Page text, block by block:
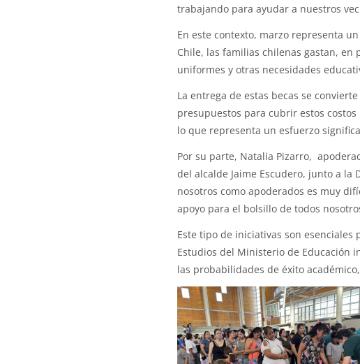
trabajando para ayudar a nuestros
En este contexto, marzo representa
Chile, las familias chilenas gastan, en
uniformes y otras necesidades
La entrega de estas becas se
presupuestos para cubrir estos
lo que representa un esfuerzo
Por su parte, Natalia Pizarro,
del alcalde Jaime Escudero, junto a
nosotros como apoderados es muy
apoyo para el bolsillo de todos
Este tipo de iniciativas son
Estudios del Ministerio de Educación
las probabilidades de éxito